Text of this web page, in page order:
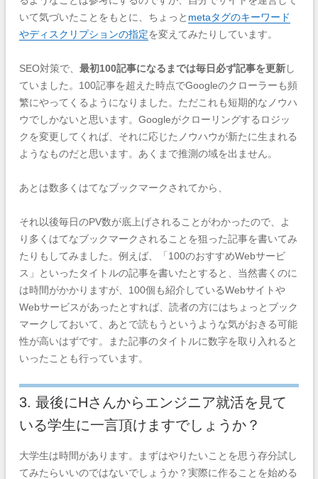
いて気づいたことをもとに、ちょっと metaタグのキーワード
やディスクリプションの指定を変えてみたりしています。
SEO対策で、 最初100記事になるまでは毎日必ず記事を更新し
ていました。100記事を超えた時点でGoogleのクローラーも頻
繁にやってくるようになりました。ただこれも短期的なノウハ
ウでしかないと思います。Googleがクローリングするロジッ
クを変更してくれば、それに応じたノウハウが新たに生まれる
ようなものだと思います。あくまで推測の域を出ません。
あとは数多くはてなブックマークされてから、
それ以後毎日のPV数が底上げされることがわかったので、よ
り多くはてなブックマークされることを狙った記事を書いてみ
たりもしてみました。例えば、「100のおすすめWebサービ
ス」といったタイトルの記事を書いたとすると、当然書くのに
は時間がかかりますが、100個も紹介しているWebサイトや
Webサービスがあったとすれば、読者の方にはちょっとブック
マークしておいて、あとで読もうというような気がおきる可能
性が高いはずです。
また記事のタイトルに数字を取り入れると
いったことも行っています。
3. 最後にHさんからエンジニア就活を見て
いる学生に一言頂けますでしょうか？
大学生は時間があります。まずはやりたいことを思う存分試し
てみたらいいのではないでしょうか？実際に作ることを始める